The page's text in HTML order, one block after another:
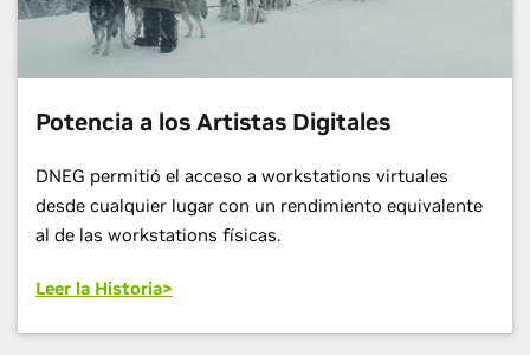
Potencia a los Artistas Digitales
DNEG permitió el acceso a workstations virtuales
desde cualquier lugar con un rendimiento equivalente
al de las workstations físicas.
Leer la Historia>